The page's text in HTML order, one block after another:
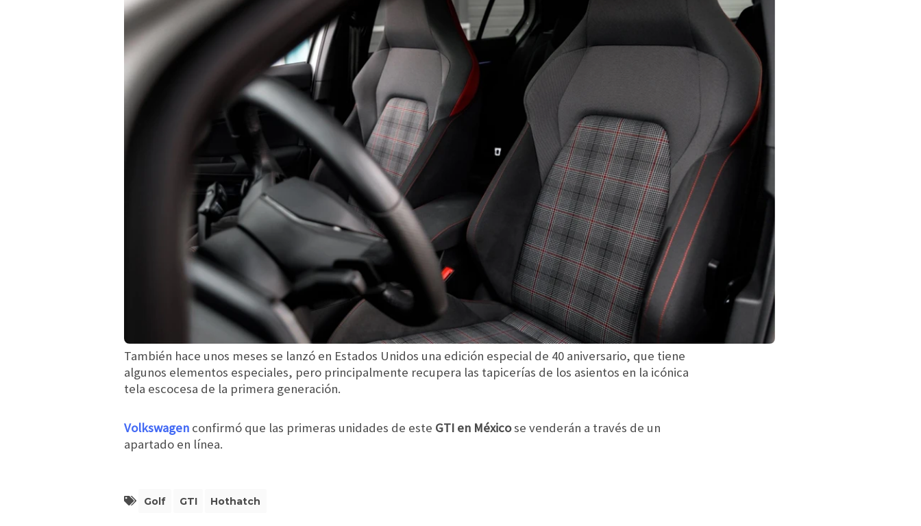
También hace unos meses se lanzó en Estados Unidos una edición especial de 40 aniversario, que tiene
algunos elementos especiales, pero principalmente recupera las tapicerías de los asientos en la icónica
tela escocesa de la primera generación.
Volkswagen confirmó que las primeras unidades de este GTI en Méxicose venderán a través de un
apartado en línea.
Golf GTI Hothatch